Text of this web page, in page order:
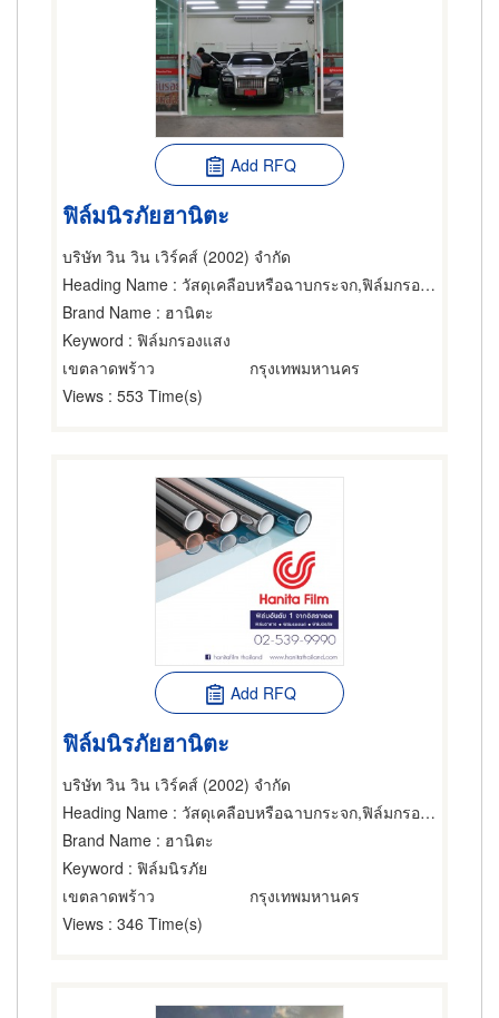
Add RFQ
ฟิล์มนิรภัยฮานิตะ
บริษัท วิน วิน เวิร์คส์ (2002) จำกัด
Heading Name : วัสดุเคลือบหรือฉาบกระจก,ฟิล์มกรองแสง,ฟิล์มกรองแสงรถยนต์
Brand Name : ฮานิตะ
Keyword : ฟิล์มกรองแสง
เขตลาดพร้าว
กรุงเทพมหานคร
Views : 553 Time(s)
Add RFQ
ฟิล์มนิรภัยฮานิตะ
บริษัท วิน วิน เวิร์คส์ (2002) จำกัด
Heading Name : วัสดุเคลือบหรือฉาบกระจก,ฟิล์มกรองแสงรถยนต์,ฟิล์มกรองแสง
Brand Name : ฮานิตะ
Keyword : ฟิล์มนิรภัย
เขตลาดพร้าว
กรุงเทพมหานคร
Views : 346 Time(s)